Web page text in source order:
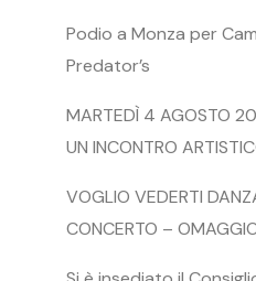
Podio a Monza per
Predator’s
MARTEDÌ 4 AGOSTO
UN INCONTRO
VOGLIO VEDERTI
CONCERTO –